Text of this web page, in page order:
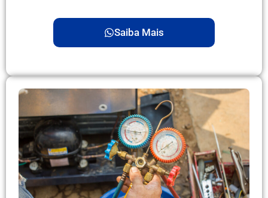
Saiba Mais